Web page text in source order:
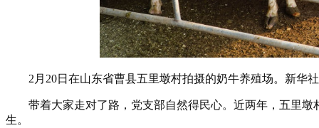
2月20日在山东省曹县五里墩村拍摄的奶牛养殖场。新华
带着大家走对了路，党支部自然得民心。近两年，五里墩
生。